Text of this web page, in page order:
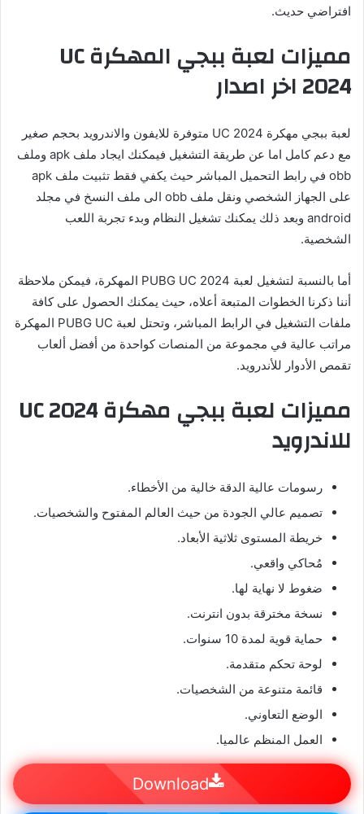
افتراضي حديث.
مميزات لعبة ببجي المهكرة UC
2024 اخر اصدار
لعبة ببجي مهكرة UC 2024 متوفرة للايفون والاندرويد بحجم صغير
مع دعم كامل اما عن طريقة التشغيل فيمكنك ايجاد ملف apk وملف
obb في رابط التحميل المباشر حيث يكفي فقط تثبيت ملف apk
على الجهاز الشخصي ونقل ملف obb الى ملف النسخ في مجلد
android وبعد ذلك يمكنك تشغيل النظام وبدء تجربة اللعب
الشخصية.
أما بالنسبة لتشغيل لعبة PUBG UC 2024 المهكرة، فيمكن ملاحظة
أننا ذكرنا الخطوات المتبعة أعلاه، حيث يمكنك الحصول على كافة
ملفات التشغيل في الرابط المباشر، وتحتل لعبة PUBG UC المهكرة
مراتب عالية في مجموعة من المنصات كواحدة من أفضل ألعاب
تقمص الأدوار للأندرويد.
مميزات لعبة ببجي مهكرة UC 2024
للاندرويد
رسومات عالية الدقة خالية من الأخطاء.
تصميم عالي الجودة من حيث العالم المفتوح والشخصيات.
خريطة المستوى ثلاثية الأبعاد.
مُحاكي واقعي.
ضغوط لا نهاية لها.
نسخة مخترقة بدون انترنت.
حماية قوية لمدة 10 سنوات.
لوحة تحكم متقدمة.
قائمة متنوعة من الشخصيات.
الوضع التعاوني.
العمل المنظم عالميا.
Download